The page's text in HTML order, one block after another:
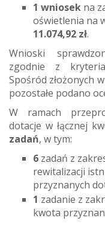
1 wniosek na
oświetlenia na
11.074,92 zł.
Wnioski
zgodnie z
Spośród złożonych
pozostałe podano
W ramach
dotacje w łącznej
zadań, w tym:
6 zadań z
rewitalizacji
przyznanych
1 zadanie z
kwota